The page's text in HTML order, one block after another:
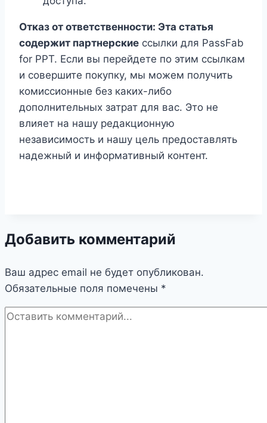
Отказ от ответственности: Эта статья
содержит партнерские ссылки для PassFab
for PPT. Если вы перейдете по этим ссылкам
и совершите покупку, мы можем получить
комиссионные без каких-либо
дополнительных затрат для вас. Это не
влияет на нашу редакционную
независимость и нашу цель предоставлять
надежный и информативный контент.
Добавить комментарий
Ваш адрес email не будет опубликован.
Обязательные поля помечены *